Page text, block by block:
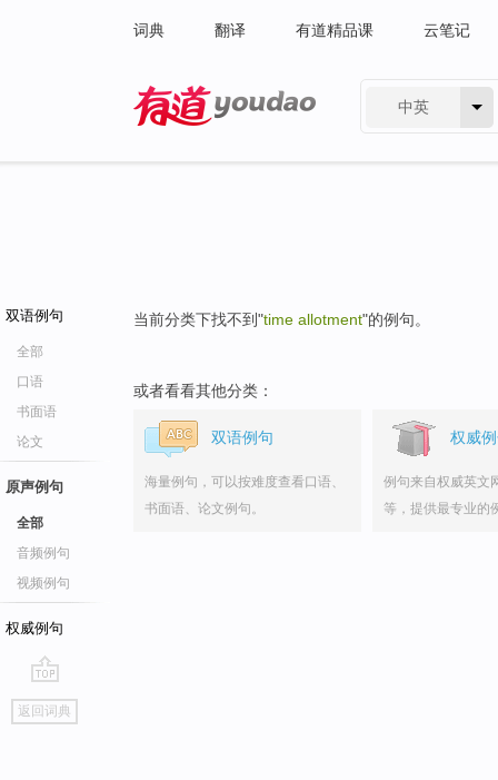
词典 翻译 有道精品课 云笔记
中英
双语例句
全部
口语
书面语
论文
原声例句
全部
音频例句
视频例句
权威例句
go
top
返回词典
当前分类下找不到"time allotment"的例句。
或者看看其他分类：
双语例句
海量例句，可以按难度查看口语、
书面语、论文例句。
权威
例句来自权威英文
等，提供最专业的